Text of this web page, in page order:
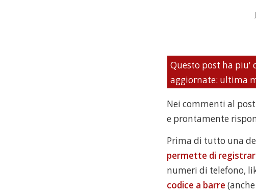
Questo post ha piu'
aggiornate: ultima
Nei commenti al
e prontamente
Prima di tutto una
permette di
numeri di telefono,
codice a barre